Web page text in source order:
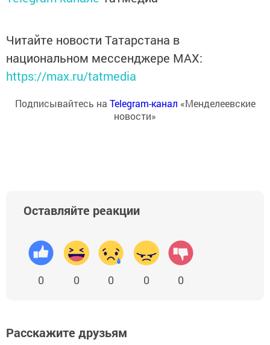
Читайте новости Татарстана в
национальном мессенджере MАХ:
https://max.ru/tatmedia
Подписывайтесь на Telegram-канал «Менделеевские
новости»
Оставляйте реакции
0 0 0 0 0
Расскажите друзьям